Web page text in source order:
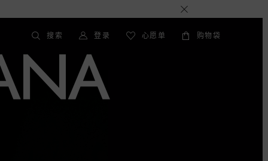
搜索 登录 心愿单 购物袋